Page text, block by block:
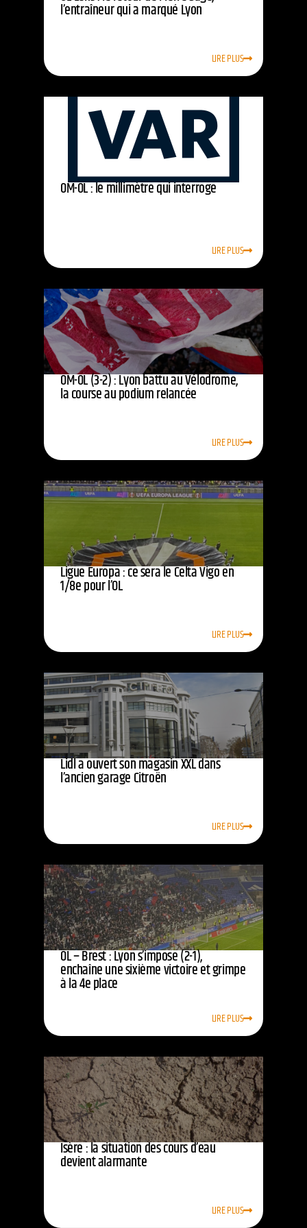
l’entraîneur qui a marqué Lyon
LIRE PLUS
OM-OL : le millimètre qui interroge
LIRE PLUS
OM-OL (3-2) : Lyon battu au Vélodrome,
la course au podium relancée
LIRE PLUS
Ligue Europa : ce sera le Celta Vigo en
1/8e pour l’OL
LIRE PLUS
Lidl a ouvert son magasin XXL dans
l’ancien garage Citroën
LIRE PLUS
OL – Brest : Lyon s’impose (2-1),
enchaîne une sixième victoire et grimpe
à la 4e place
LIRE PLUS
Isère : la situation des cours d’eau
devient alarmante
LIRE PLUS